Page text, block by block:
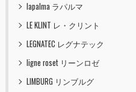
lapalma ラパルマ
LE KLINT レ・クリント
LEGNATEC レグナテック
ligne roset リーンロゼ
LIMBURG リンブルグ